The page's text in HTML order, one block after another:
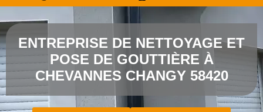
ENTREPRISE DE NETTOYAGE ET
POSE DE GOUTTIÈRE À
CHEVANNES CHANGY 58420